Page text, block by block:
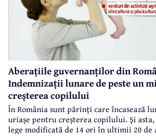
Aberațiile guvernanților din
Indemnizații lunare de peste un
creșterea copilului
În România sunt părinți care încasează
uriașe pentru creșterea copilului. Și
lege modificată de 14 ori în ultimii 20 de